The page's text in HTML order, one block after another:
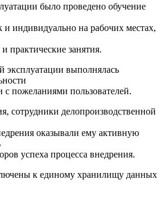
было проведено обучение
и индивидуально на рабочих местах,
практические занятия.
эксплуатации выполнялась
с пожеланиями пользователей.
сотрудники делопроизводственной
оказывали ему активную
успеха процесса внедрения.
к единому хранилищу данных